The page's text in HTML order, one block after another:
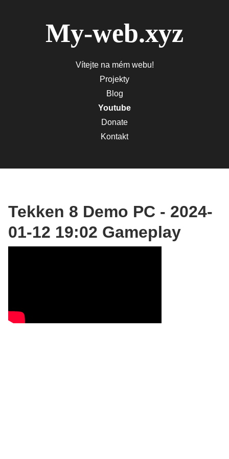
My-web.xyz
Vítejte na mém webu!
Projekty
Blog
Youtube
Donate
Kontakt
Tekken 8 Demo PC - 2024-
01-12 19:02 Gameplay